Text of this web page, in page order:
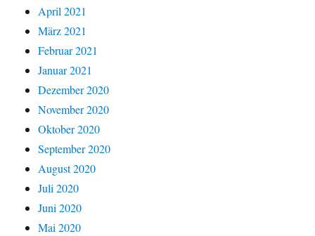
April 2021
März 2021
Februar 2021
Januar 2021
Dezember 2020
November 2020
Oktober 2020
September 2020
August 2020
Juli 2020
Juni 2020
Mai 2020